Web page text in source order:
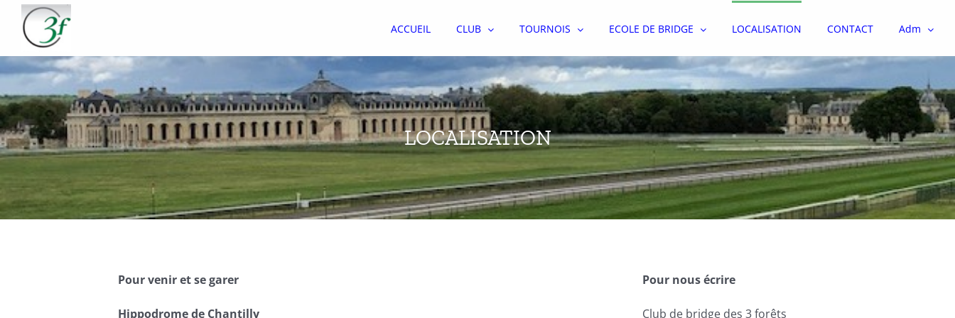
Passer
contenu
ACCUEIL CLUB TOURNOIS ECOLE DE BRIDGE LOCALISATION CONTACT Adm
LOCALISATION
Pour venir et se garer
Hippodrome de Chantilly
Pour nous écrire
Club de bridge des 3 forêts